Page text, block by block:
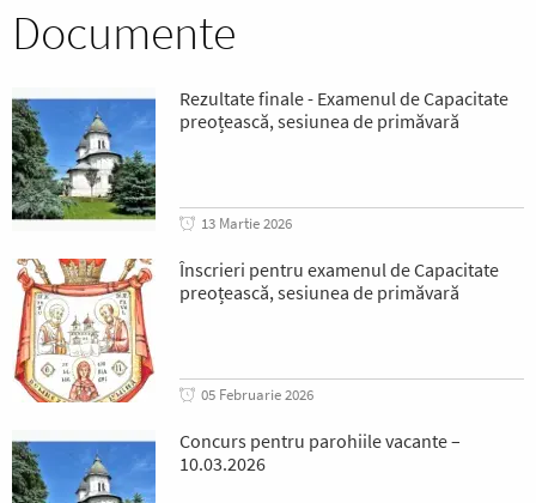
Documente
Rezultate finale - Examenul de Capacitate
preoțească, sesiunea de primăvară
13 Martie 2026
Înscrieri pentru examenul de Capacitate
preoțească, sesiunea de primăvară
05 Februarie 2026
Concurs pentru parohiile vacante –
10.03.2026